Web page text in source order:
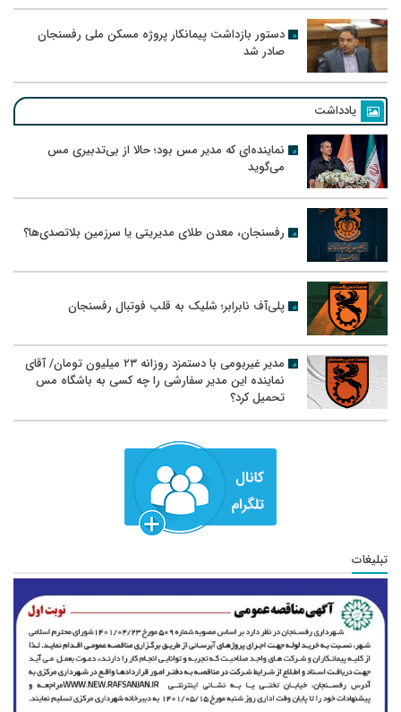
دستور بازداشت پیمانکار پروژه مسکن ملی رفسنجان
صادر شد
یادداشت
نماینده‌ای که مدیر مس بود؛ حالا از بی‌تدبیری مس
می‌گوید
رفسنجان، معدن طلای مدیریتی یا سرزمین بلاتصدی‌ها؟
پلی‌آف نابرابر؛ شلیک به قلب فوتبال رفسنجان
مدیر غیربومی با دستمزد روزانه ۲۳ میلیون تومان/ آقای
نماینده این مدیر سفارشی را چه کسی به باشگاه مس
تحمیل کرد؟
تبلیغات